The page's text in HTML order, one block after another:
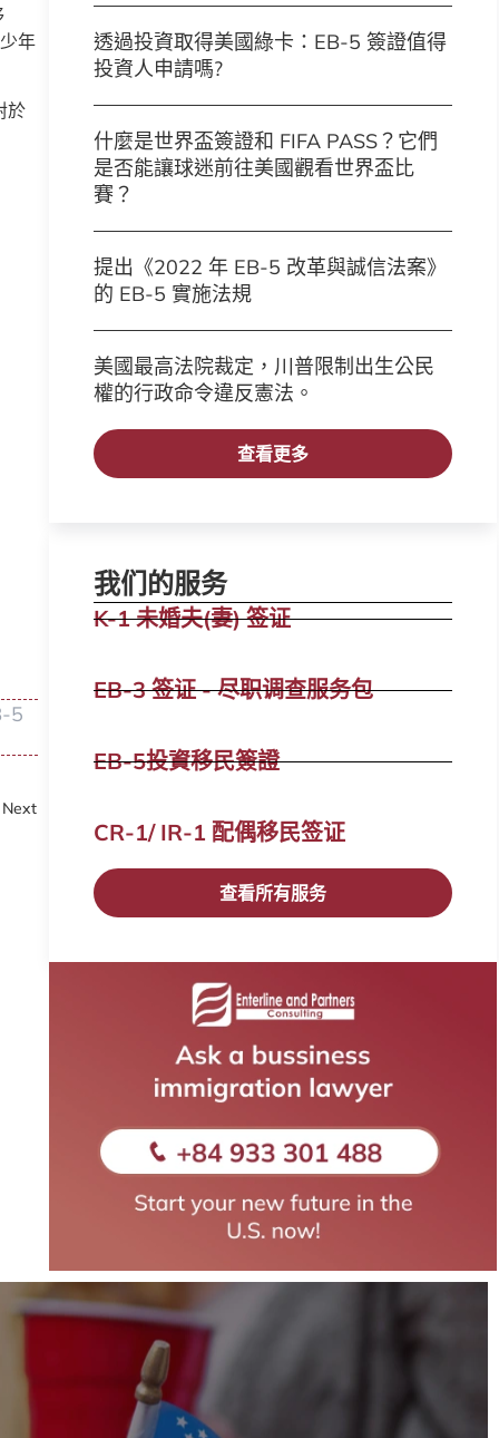
年
於
5
Next
透過投資取得美國綠卡：EB-5 簽證值得
投資人申請嗎?
什麼是世界盃簽證和 FIFA PASS？它們
是否能讓球迷前往美國觀看世界盃比
賽？
提出《2022 年 EB-5 改革與誠信法案》
的 EB-5 實施法規
美國最高法院裁定，川普限制出生公民
權的行政命令違反憲法。
查看更多
我们的服务
K-1 未婚夫(妻) 签证
EB-3 签证 - 尽职调查服务包
EB-5投資移民簽證
CR-1/ IR-1 配偶移民签证​
查看所有服务